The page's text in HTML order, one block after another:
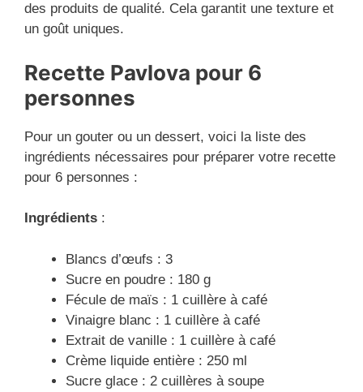
des produits de qualité. Cela garantit une texture et
un goût uniques.
Recette Pavlova pour 6
personnes
Pour un gouter ou un dessert, voici la liste des
ingrédients nécessaires pour préparer votre recette
pour 6 personnes :
Ingrédients :
Blancs d’œufs : 3
Sucre en poudre : 180 g
Fécule de maïs : 1 cuillère à café
Vinaigre blanc : 1 cuillère à café
Extrait de vanille : 1 cuillère à café
Crème liquide entière : 250 ml
Sucre glace : 2 cuillères à soupe